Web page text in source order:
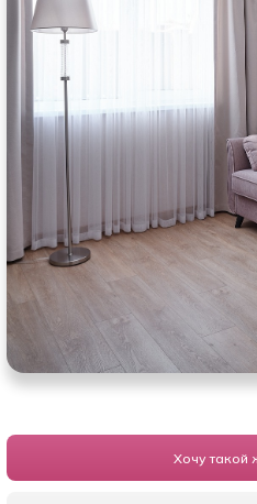
Хочу такой